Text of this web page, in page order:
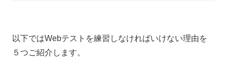
以下ではWebテストを練習しなければいけない理由を
５つご紹介します。